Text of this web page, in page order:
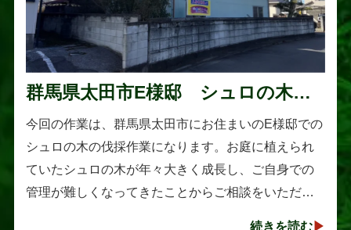
群馬県太田市E様邸 シュロの木の
伐採作業
今回の作業は、群馬県太田市にお住まいのE様邸での
シュロの木の伐採作業になります。お庭に植えられ
ていたシュロの木が年々大きく成長し、ご自身での
管理が難しくなってきたことからご相談をいただき
続きを読む